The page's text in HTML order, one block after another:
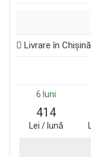
Livrare în
6 luni
414
Lei / lună